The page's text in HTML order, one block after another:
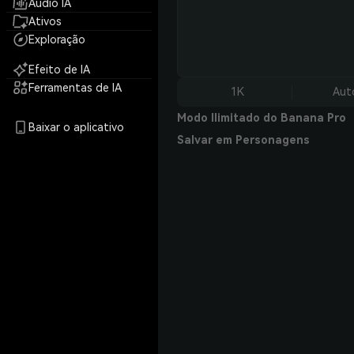
Áudio IA
Ativos
Exploração
Efeito de IA
Ferramentas de IA
Baixar o aplicativo
1K
Modo Ilimitado do Banana Pro
Salvar em Personagens